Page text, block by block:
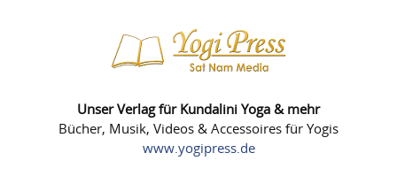
Unser Verlag für Kundalini Yoga & mehr
Bücher, Musik, Videos & Accessoires für Yogis
www.yogipress.de